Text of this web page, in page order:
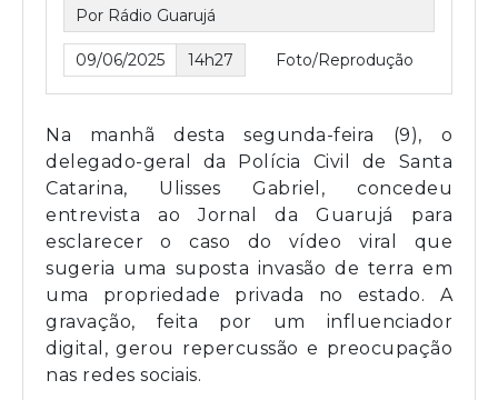
Por Rádio Guarujá
09/06/2025 14h27 Foto/Reprodução
Na manhã desta segunda-feira (9), o
delegado-geral da Polícia Civil de Santa
Catarina, Ulisses Gabriel, concedeu
entrevista ao Jornal da Guarujá para
esclarecer o caso do vídeo viral que
sugeria uma suposta invasão de terra em
uma propriedade privada no estado. A
gravação, feita por um influenciador
digital, gerou repercussão e preocupação
nas redes sociais.